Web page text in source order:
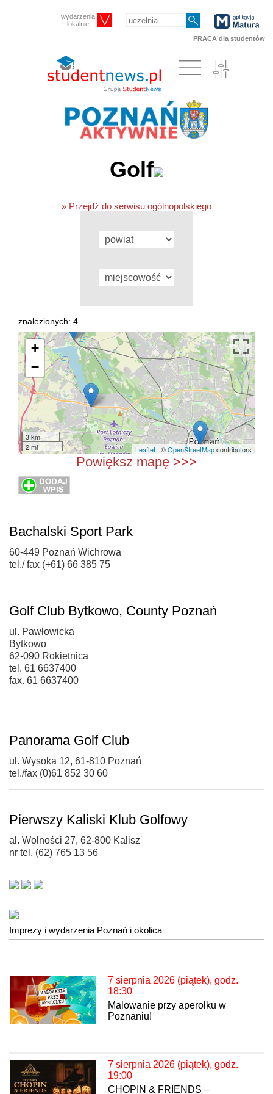
wydarzenia
lokalnie
PRACA dla studentów
Golf
» Przejdź do serwisu ogólnopolskiego
znalezionych: 4
+
−
3 km
2 mi
Leaflet | ©OpenStreetMapcontributors
Powiększ mapę >>>
Bachalski Sport Park
60-449 Poznań Wichrowa
tel./ fax (+61) 66 385 75
Golf Club Bytkowo, County Poznań
ul. Pawłowicka
Bytkowo
62-090 Rokietnica
tel. 61 6637400
fax. 61 6637400
Panorama Golf Club
ul. Wysoka 12, 61-810 Poznań
tel./fax (0)61 852 30 60
Pierwszy Kaliski Klub Golfowy
al. Wolności 27, 62-800 Kalisz
nr tel. (62) 765 13 56
Imprezy i wydarzenia Poznań i okolica
7 sierpnia 2026 (piątek), godz.
18:30
Malowanie przy aperolku w
Poznaniu!
7 sierpnia 2026 (piątek), godz.
19:00
CHOPIN & FRIENDS –